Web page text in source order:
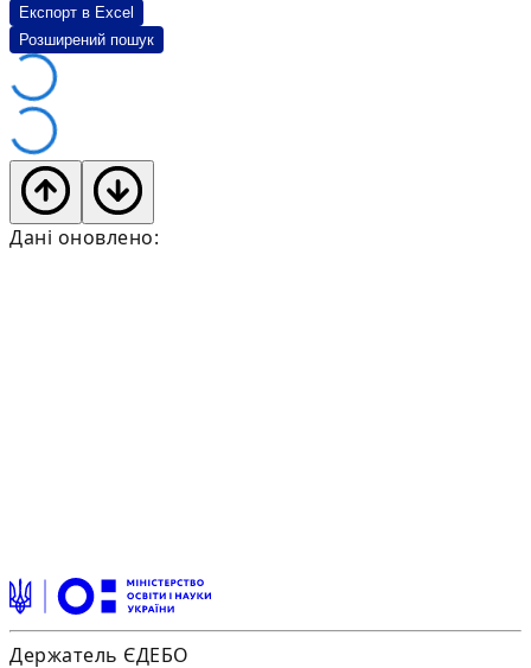
Експорт в Excel
Розширений пошук
Дані оновлено:
Держатель ЄДЕБО